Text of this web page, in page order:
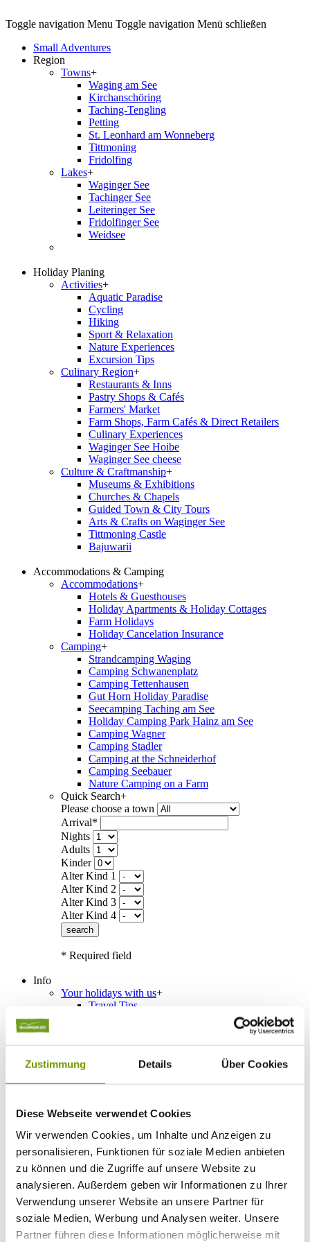
Zustimmung Details Über Cookies
Diese Webseite verwendet Cookies
Wir verwenden Cookies, um Inhalte und Anzeigen zu
personalisieren, Funktionen für soziale Medien anbieten
zu können und die Zugriffe auf unsere Website zu
analysieren. Außerdem geben wir Informationen zu Ihrer
Verwendung unserer Website an unsere Partner für
soziale Medien, Werbung und Analysen weiter. Unsere
Partner führen diese Informationen möglicherweise mit
Toggle navigation Menu Toggle navigation Menü schließen
Small Adventures
Region
Towns+
Waging am See
Kirchanschöring
Taching-Tengling
Petting
St. Leonhard am Wonneberg
Tittmoning
Fridolfing
Lakes+
Waginger See
Tachinger See
Leiteringer See
Fridolfinger See
Weidsee
Holiday Planing
Activities+
Aquatic Paradise
Cycling
Hiking
Sport & Relaxation
Nature Experiences
Excursion Tips
Culinary Region+
Restaurants & Inns
Pastry Shops & Cafés
Farmers' Market
Farm Shops, Farm Cafés & Direct Retailers
Culinary Experiences
Waginger See Hoibe
Waginger See cheese
Culture & Craftmanship+
Museums & Exhibitions
Churches & Chapels
Guided Town & City Tours
Arts & Crafts on Waginger See
Tittmoning Castle
Bajuwarii
Accommodations & Camping
Accommodations+
Hotels & Guesthouses
Holiday Apartments & Holiday Cottages
Farm Holidays
Holiday Cancelation Insurance
Camping+
Strandcamping Waging
Camping Schwanenplatz
Camping Tettenhausen
Gut Horn Holiday Paradise
Seecamping Taching am See
Holiday Camping Park Hainz am See
Camping Wagner
Camping Stadler
Camping at the Schneiderhof
Camping Seebauer
Nature Camping on a Farm
Quick Search+
Please choose a town
Arrival*
Nights
Adults
Kinder
Alter Kind 1
Alter Kind 2
Alter Kind 3
Alter Kind 4
search
* Required field
Info
Your holidays with us+
Travel Tips
Guest card
Guest Survey
Events+
Weather & Webcams
Team
Hours
Order Brochures
List of Photographs
Accommodations
Please choose a town